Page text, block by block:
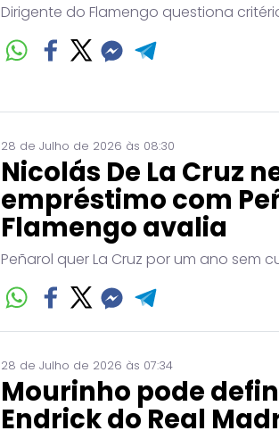
Dirigente do Flamengo questiona
28 de Julho de 2026 às 08:30
Nicolás De La Cruz
empréstimo com
Flamengo avalia
Peñarol quer La Cruz por um ano sem
28 de Julho de 2026 às 07:34
Mourinho pode
Endrick do Real